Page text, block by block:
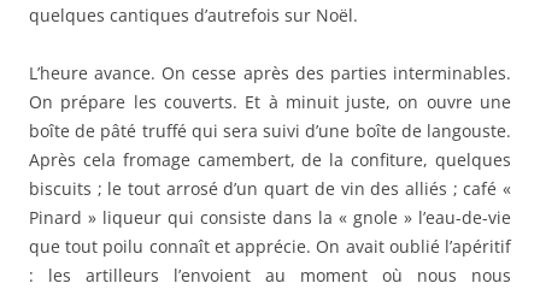
quelques cantiques d’autrefois sur Noël.
L’heure avance. On cesse après des parties interminables.
On prépare les couverts. Et à minuit juste, on ouvre une
boîte de pâté truffé qui sera suivi d’une boîte de langouste.
Après cela fromage camembert, de la confiture, quelques
biscuits ; le tout arrosé d’un quart de vin des alliés ; café «
Pinard » liqueur qui consiste dans la « gnole » l’eau-de-vie
que tout poilu connaît et apprécie. On avait oublié l’apéritif
: les artilleurs l’envoient au moment où nous nous